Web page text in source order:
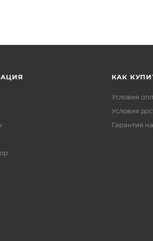
КАК
Условия
Условия
Гарантия